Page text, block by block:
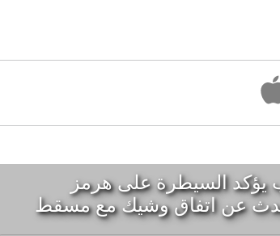
يؤكد السيطرة على هرمز
عن اتفاق وشيك مع مسقط